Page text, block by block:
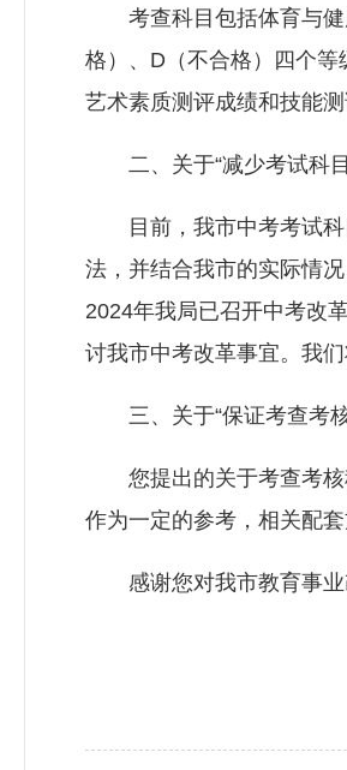
考查科目包括体育与健
格）、D（不合格）四个
艺术素质测评成绩和技能
二、关于“减少考试科目
目前，我市中考考试科
法，并结合我市的实际情
2024年我局已召开中考改
讨我市中考改革事宜。我
三、关于“保证考查考核
您提出的关于考查考核
作为一定的参考，相关配套
感谢您对我市教育事业